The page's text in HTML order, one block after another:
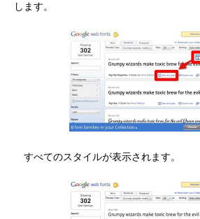
します。
すべてのスタイルが表示されます。